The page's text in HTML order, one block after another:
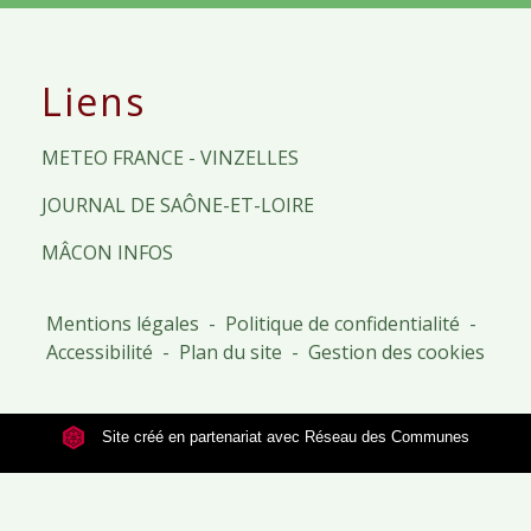
Liens
METEO FRANCE - VINZELLES
JOURNAL DE SAÔNE-ET-LOIRE
MÂCON INFOS
Mentions légales - Politique de confidentialité -
Accessibilité - Plan du site - Gestion des cookies
Site créé en partenariat avec Réseau des Communes